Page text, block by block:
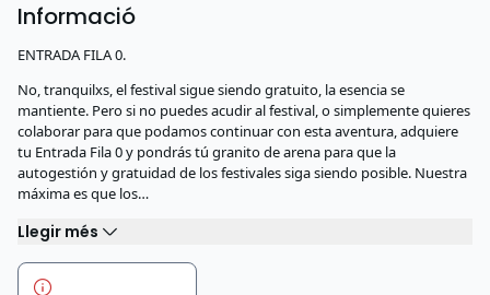
Informació
ENTRADA FILA 0.
No, tranquilxs, el festival sigue siendo gratuito, la esencia se
mantiente. Pero si no puedes acudir al festival, o simplemente quieres
colaborar para que podamos continuar con esta aventura, adquiere
tu Entrada Fila 0 y pondrás tú granito de arena para que la
autogestión y gratuidad de los festivales siga siendo posible. Nuestra
máxima es que los…
Llegir més